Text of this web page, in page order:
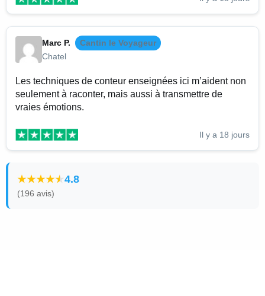
Marc P.
Cantin le Voyageur
Chatel
Les techniques de conteur enseignées ici m’aident non
seulement à raconter, mais aussi à transmettre de
vraies émotions.
Il y a 18 jours
4.8
(196 avis)